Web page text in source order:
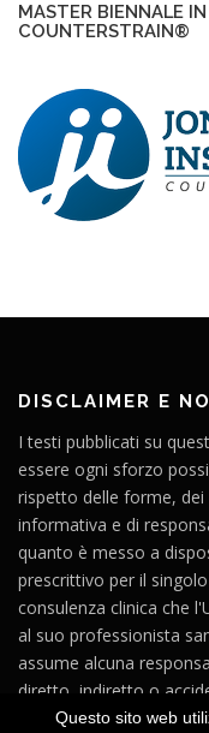
MASTER BIENNALE
COUNTERSTRAIN®
DISCLAIMER E
I testi pubblicati su
essere ogni sforzo
rispetto delle forme,
informativa e di
quanto è messo a
prescrittivo per il
consulenza clinica che
al suo professionista
assume alcuna
diretto, indiretto o
dall'impiego del
Questo sito web